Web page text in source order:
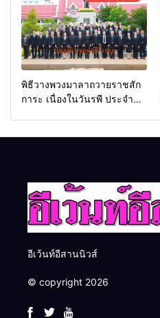
พิธีวางพวงมาลาถวายราชสัก
การะ เนื่องในวันรพี ประจำปี
อีเว้นท์อีสานนิวส์
© copyright 2026